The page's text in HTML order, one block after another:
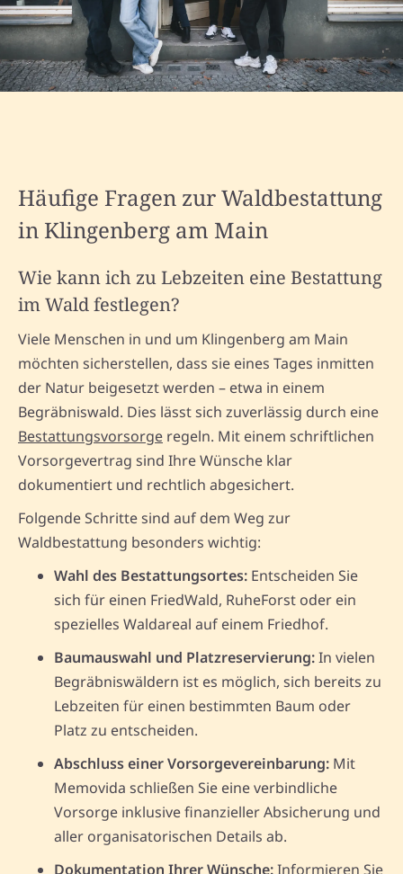
Häufige Fragen zur Waldbestattung
in Klingenberg am Main
Wie kann ich zu Lebzeiten eine Bestattung
im Wald festlegen?
Viele Menschen in und um Klingenberg am Main
möchten sicherstellen, dass sie eines Tages inmitten
der Natur beigesetzt werden – etwa in einem
Begräbniswald. Dies lässt sich zuverlässig durch eine
Bestattungsvorsorge regeln. Mit einem schriftlichen
Vorsorgevertrag sind Ihre Wünsche klar
dokumentiert und rechtlich abgesichert.
Folgende Schritte sind auf dem Weg zur
Waldbestattung besonders wichtig:
Wahl des Bestattungsortes: Entscheiden Sie
sich für einen FriedWald, RuheForst oder ein
spezielles Waldareal auf einem Friedhof.
Baumauswahl und Platzreservierung:In vielen
Begräbniswäldern ist es möglich, sich bereits zu
Lebzeiten für einen bestimmten Baum oder
Platz zu entscheiden.
Abschluss einer Vorsorgevereinbarung: Mit
Memovida schließen Sie eine verbindliche
Vorsorge inklusive finanzieller Absicherung und
aller organisatorischen Details ab.
Dokumentation Ihrer Wünsche:Informieren Sie